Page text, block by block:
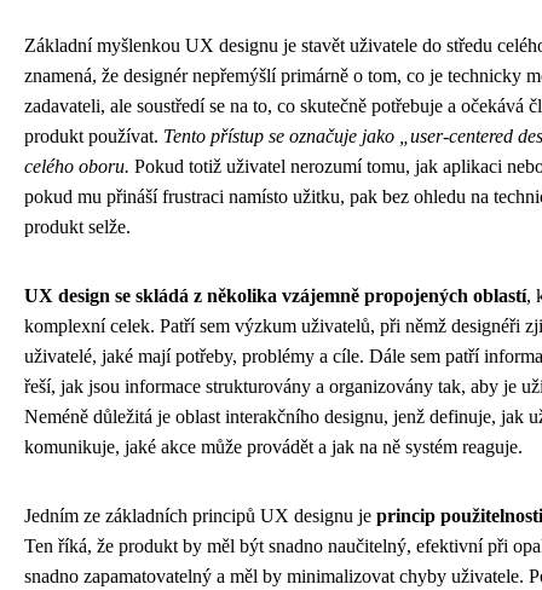
Základní myšlenkou UX designu je stavět uživatele do středu
znamená, že designér nepřemýšlí primárně o tom, co je technicky
zadavateli, ale soustředí se na to, co skutečně potřebuje a očekává
produkt používat. Tento přístup se označuje jako „user-centered
celého oboru. Pokud totiž uživatel nerozumí tomu, jak aplikaci
pokud mu přináší frustraci namísto užitku, pak bez ohledu na
produkt selže.
UX design se skládá z několika vzájemně propojených oblastí,
komplexní celek. Patří sem výzkum uživatelů, při němž designéři
uživatelé, jaké mají potřeby, problémy a cíle. Dále sem patří
řeší, jak jsou informace strukturovány a organizovány tak, aby je
Neméně důležitá je oblast interakčního designu, jenž definuje, jak
komunikuje, jaké akce může provádět a jak na ně systém reaguje.
Jedním ze základních principů UX designu je princip použitelnosti
Ten říká, že produkt by měl být snadno naučitelný, efektivní při
snadno zapamatovatelný a měl by minimalizovat chyby uživatele.